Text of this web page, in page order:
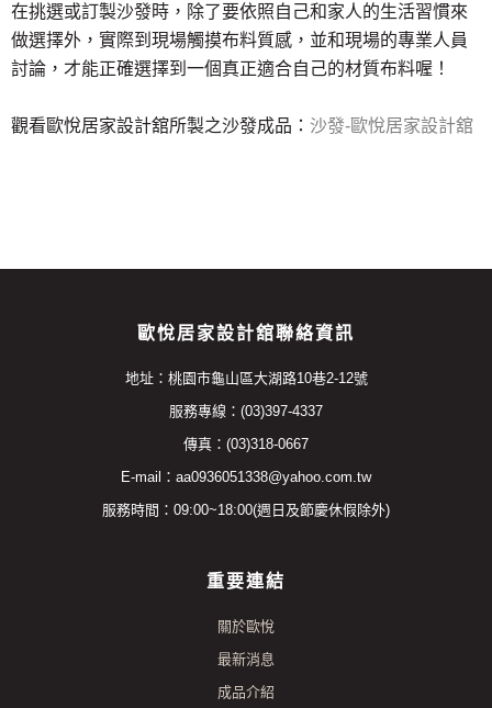
在挑選或訂製沙發時，除了要依照自己和家人的生活習慣來
做選擇外，實際到現場觸摸布料質感，並和現場的專業人員
討論，才能正確選擇到一個真正適合自己的材質布料喔！
觀看歐悅居家設計舘所製之沙發成品： 沙發-歐悅居家設計舘
歐悅居家設計舘聯絡資訊
地址：桃園市龜山區大湖路10巷2-12號
服務專線：(03)397-4337
傳真：(03)318-0667
E-mail：aa0936051338@yahoo.com.tw
服務時間：09:00~18:00(週日及節慶休假除外)
重要連結
關於歐悅
最新消息
成品介紹